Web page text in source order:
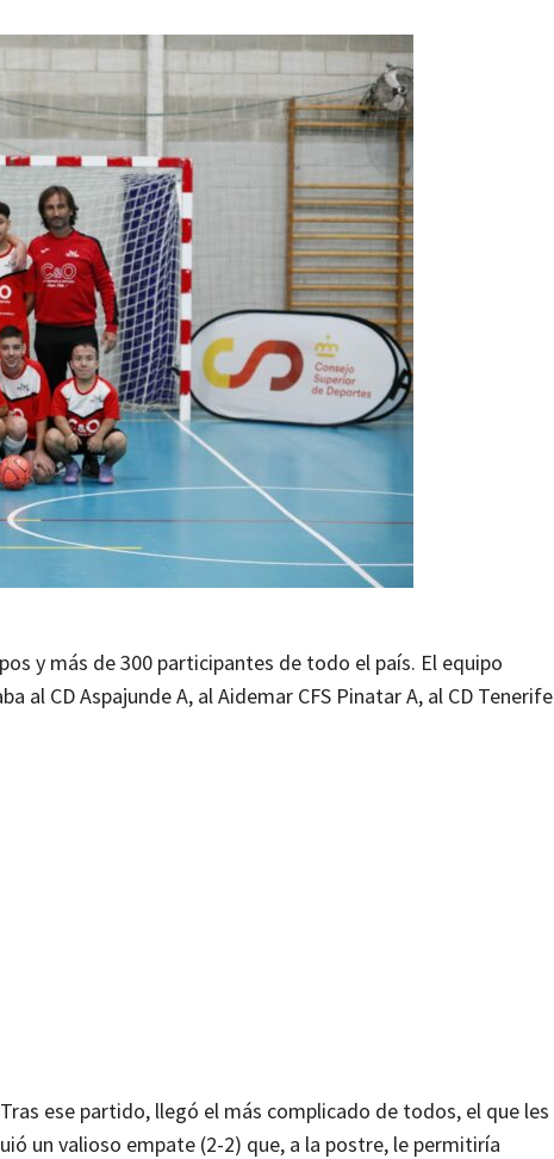
y más de 300 participantes de todo el país. El equipo
CD Aspajunde A, al Aidemar CFS Pinatar A, al CD Tenerife
ese partido, llegó el más complicado de todos, el que les
un valioso empate (2-2) que, a la postre, le permitiría